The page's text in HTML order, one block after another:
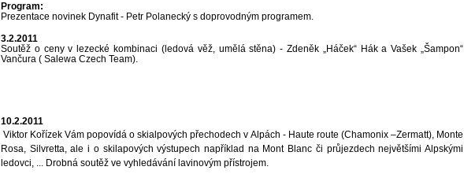
Program:
Prezentace novinek Dynafit - Petr Polanecký s doprovodným programem.
3.2.2011
Soutěž o ceny v lezecké kombinaci (ledová věž, umělá stěna) - Zdeněk „Háček“ Hák a Vašek „Šampon“
Vančura ( Salewa Czech Team).
10.2.2011
Viktor Kořízek Vám popovídá o skialpových přechodech v A lpách - Haute route (Chamonix –Zermatt), Monte
Rosa, Silvretta,ale i o skilapových výstupech například na Mont Blanc či průjezdech největšími Alpskými
ledovci, ... Drobná soutěž ve vyhledávání lavinovým přístrojem.